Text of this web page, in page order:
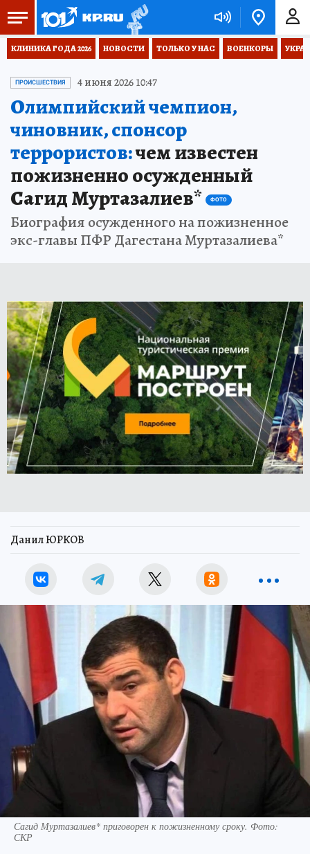
КЛИНИКА ГОДА 2026 НОВОСТИ ТОЛЬКО У НАС ВОЕНКОРЫ
ПРОИСШЕСТВИЯ 4 июня 2026 10:47
Олимпийский чемпион,
чиновник, спонсор
террористов:чем известен
пожизненно осужденный
Сагид Муртазалиев*
ФОТО
Биография осужденного на пожизненное
экс-главы ПФР Дагестана Муртазалиева*
Данил ЮРКОВ
Сагид Муртазалиев* приговорен к пожизненному сроку. Фото:
СКР